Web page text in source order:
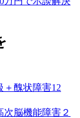
＋醜状障害12
脳機能障害２